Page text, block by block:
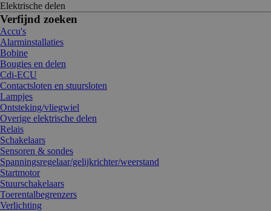
Elektrische delen
Verfijnd zoeken
Accu's
Alarminstallaties
Bobine
Bougies en delen
Cdi-ECU
Contactsloten en stuursloten
Lampjes
Ontsteking/vliegwiel
Overige elektrische delen
Relais
Schakelaars
Sensoren & sondes
Spanningsregelaar/gelijkrichter/weerstand
Startmotor
Stuurschakelaars
Toerentalbegrenzers
Verlichting